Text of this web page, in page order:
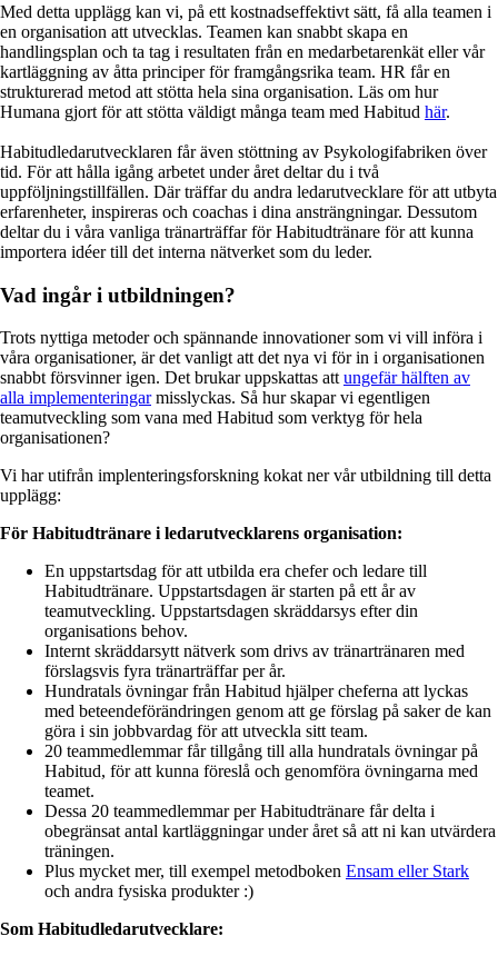
Med detta upplägg kan vi, på ett kostnadseffektivt sätt, få alla teamen i
en organisation att utvecklas. Teamen kan snabbt skapa en
handlingsplan och ta tag i resultaten från en medarbetarenkät eller vår
kartläggning av åtta principer för framgångsrika team. HR får en
strukturerad metod att stötta hela sina organisation. Läs om hur
Humana gjort för att stötta väldigt många team med Habitud här.
Habitudledarutvecklaren får även stöttning av Psykologifabriken över
tid. För att hålla igång arbetet under året deltar du i två
uppföljningstillfällen. Där träffar du andra ledarutvecklare för att utbyta
erfarenheter, inspireras och coachas i dina ansträngningar. Dessutom
deltar du i våra vanliga tränarträffar för Habitudtränare för att kunna
importera idéer till det interna nätverket som du leder.
Vad ingår i utbildningen?
Trots nyttiga metoder och spännande innovationer som vi vill införa i
våra organisationer, är det vanligt att det nya vi för in i organisationen
snabbt försvinner igen. Det brukar uppskattas att ungefär hälften av
alla implementeringarmisslyckas. Så hur skapar vi egentligen
teamutveckling som vana med Habitud som verktyg för hela
organisationen?
Vi har utifrån implenteringsforskning kokat ner vår utbildning till detta
upplägg:
För Habitudtränare i ledarutvecklarens organisation:
En uppstartsdag för att utbilda era chefer och ledare till
Habitudtränare. Uppstartsdagen är starten på ett år av
teamutveckling. Uppstartsdagen skräddarsys efter din
organisations behov.
Internt skräddarsytt nätverk som drivs av tränartränaren med
förslagsvis fyra tränarträffar per år.
Hundratals övningar från Habitud hjälper cheferna att lyckas
med beteendeförändringen genom att ge förslag på saker de kan
göra i sin jobbvardag för att utveckla sitt team.
20 teammedlemmar får tillgång till alla hundratals övningar på
Habitud, för att kunna föreslå och genomföra övningarna med
teamet.
Dessa 20 teammedlemmar per Habitudtränare får delta i
obegränsat antal kartläggningar under året så att ni kan utvärdera
träningen.
Plus mycket mer, till exempel metodboken Ensam eller Stark
och andra fysiska produkter :)
Som Habitudledarutvecklare: